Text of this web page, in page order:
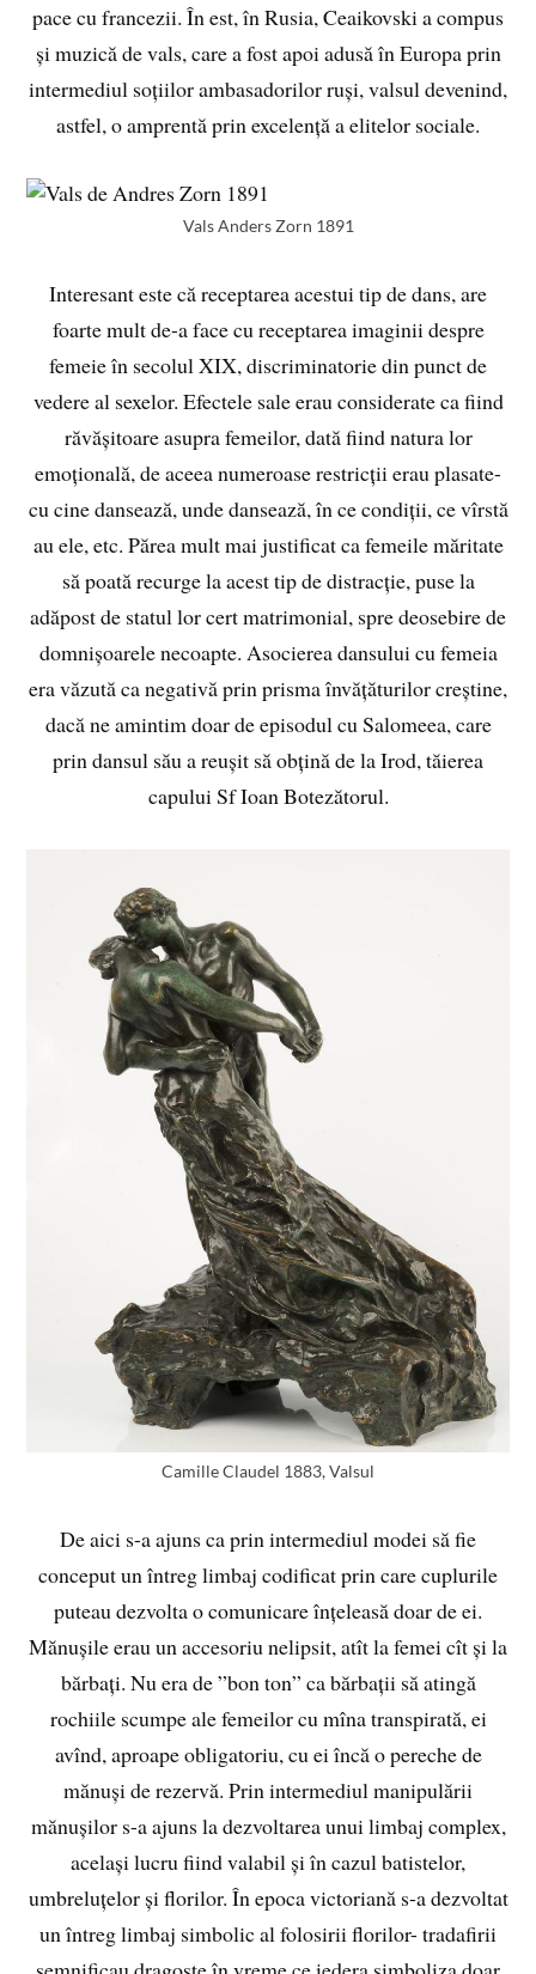
pace cu francezii. În est, în Rusia, Ceaikovski a compus
și muzică de vals, care a fost apoi adusă în Europa prin
intermediul soțiilor ambasadorilor ruși, valsul devenind,
astfel, o amprentă prin excelență a elitelor sociale.
Vals Anders Zorn 1891
Interesant este că receptarea acestui tip de dans, are
foarte mult de-a face cu receptarea imaginii despre
femeie în secolul XIX, discriminatorie din punct de
vedere al sexelor. Efectele sale erau considerate ca fiind
răvășitoare asupra femeilor, dată fiind natura lor
emoțională, de aceea numeroase restricții erau plasate-
cu cine dansează, unde dansează, în ce condiții, ce vîrstă
au ele, etc. Părea mult mai justificat ca femeile măritate
să poată recurge la acest tip de distracție, puse la
adăpost de statul lor cert matrimonial, spre deosebire de
domnișoarele necoapte. Asocierea dansului cu femeia
era văzută ca negativă prin prisma învățăturilor creștine,
dacă ne amintim doar de episodul cu Salomeea, care
prin dansul său a reușit să obțină de la Irod, tăierea
capului Sf Ioan Botezătorul.
Camille Claudel 1883, Valsul
De aici s-a ajuns ca prin intermediul modei să fie
conceput un întreg limbaj codificat prin care cuplurile
puteau dezvolta o comunicare înțeleasă doar de ei.
Mănușile erau un accesoriu nelipsit, atît la femei cît și la
bărbați. Nu era de ”bon ton” ca bărbații să atingă
rochiile scumpe ale femeilor cu mîna transpirată, ei
avînd, aproape obligatoriu, cu ei încă o pereche de
mănuși de rezervă. Prin intermediul manipulării
mănușilor s-a ajuns la dezvoltarea unui limbaj complex,
același lucru fiind valabil și în cazul batistelor,
umbreluțelor și florilor. În epoca victoriană s-a dezvoltat
un întreg limbaj simbolic al folosirii florilor- tradafirii